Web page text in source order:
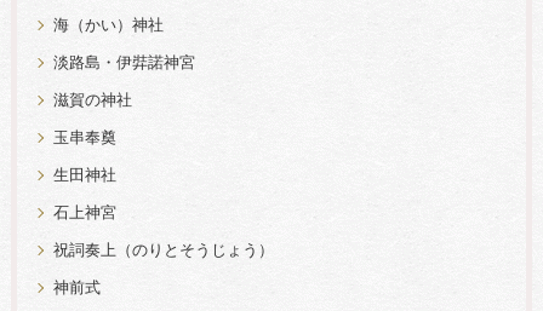
海（かい）神社
淡路島・伊弉諾神宮
滋賀の神社
玉串奉奠
生田神社
石上神宮
祝詞奏上（のりとそうじょう）
神前式